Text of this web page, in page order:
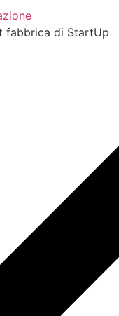
fabbrica di StartUp